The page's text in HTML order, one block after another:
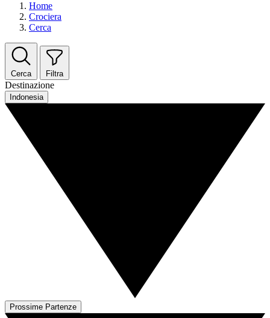
Home
Crociera
Cerca
Cerca Filtra
Destinazione
Indonesia
Prossime Partenze